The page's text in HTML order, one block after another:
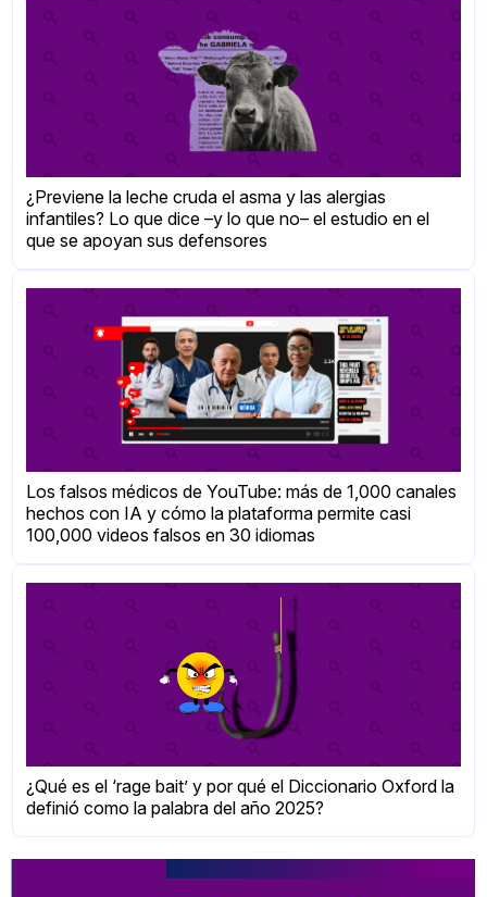
¿Previene la leche cruda el asma y las alergias
infantiles? Lo que dice –y lo que no– el estudio en el
que se apoyan sus defensores
Los falsos médicos de YouTube: más de 1,000 canales
hechos con IA y cómo la plataforma permite casi
100,000 videos falsos en 30 idiomas
¿Qué es el ‘rage bait’ y por qué el Diccionario Oxford la
definió como la palabra del año 2025?